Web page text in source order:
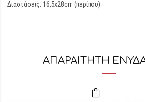
Διαστάσεις: 16,5x28cm (περίπου)
ΑΠΑΡΑΙΤΗΤΗ